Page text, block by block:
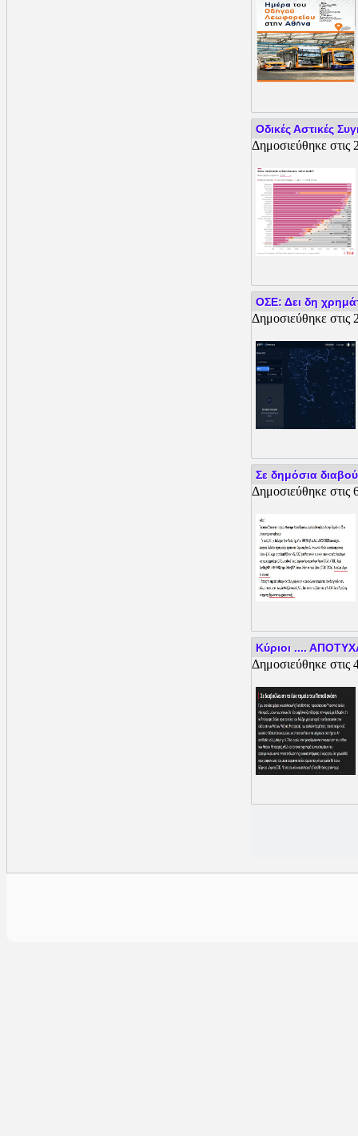
Οδικές Αστικές
Δημοσιεύθηκε στις
ΟΣΕ: Δει δη
Δημοσιεύθηκε στις
Σε δημόσια
Δημοσιεύθηκε στις
Κύριοι ....
Δημοσιεύθηκε στις